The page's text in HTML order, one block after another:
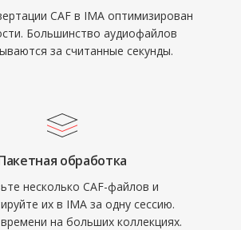
CAF в IMA оптимизирован
Большинство аудиофайлов
за считанные секунды.
обработка
несколько CAF-файлов и
их в IMA за одну сессию.
на больших коллекциях.